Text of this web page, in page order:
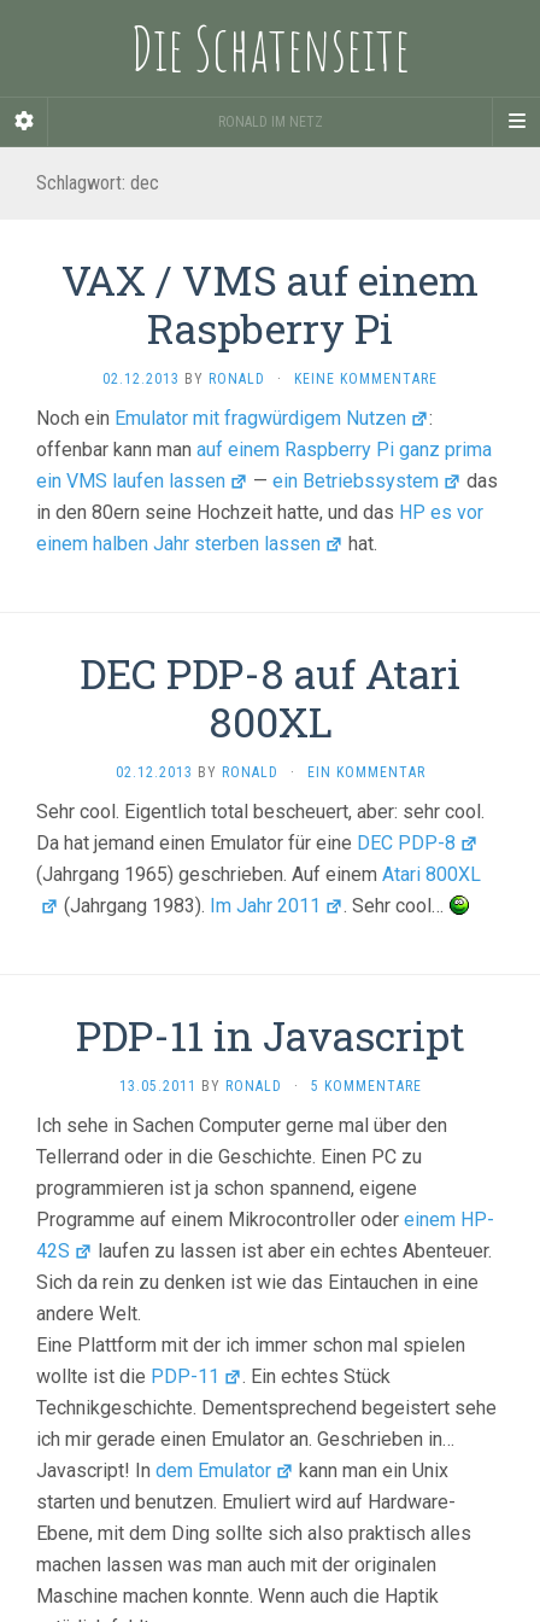
Die Schatenseite
RONALD IM NETZ
Schlagwort: dec
VAX / VMS auf einem
Raspberry Pi
02.12.2013 BY RONALD · KEINE KOMMENTARE
Noch ein Emulator mit fragwürdigem Nutzen
:
offenbar kann man auf einem Raspberry Pi ganz prima
ein VMS laufen lassen
—ein Betriebssystem
das
in den 80ern seine Hochzeit hatte, und das HP es vor
einem halben Jahr sterben lassen
hat.
DEC PDP-8 auf Atari
800XL
02.12.2013 BY RONALD · EIN KOMMENTAR
Sehr cool. Eigentlich total bescheuert, aber: sehr cool.
Da hat jemand einen Emulator für eine DEC PDP-8
(Jahrgang 1965) geschrieben. Auf einem Atari 800XL
(Jahrgang 1983). Im Jahr 2011 . Sehr cool…
PDP-11 in Javascript
13.05.2011 BY RONALD · 5 KOMMENTARE
Ich sehe in Sachen Computer gerne mal über den
Tellerrand oder in die Geschichte. Einen PC zu
programmieren ist ja schon spannend, eigene
Programme auf einem Mikrocontroller oder einem HP-
42S
laufen zu lassen ist aber ein echtes Abenteuer.
Sich da rein zu denken ist wie das Eintauchen in eine
andere Welt.
Eine Plattform mit der ich immer schon mal spielen
wollte ist die PDP-11
. Ein echtes Stück
Technikgeschichte. Dementsprechend begeistert sehe
ich mir gerade einen Emulator an. Geschrieben in…
Javascript! In dem Emulator
kann man ein Unix
starten und benutzen. Emuliert wird auf Hardware-
Ebene, mit dem Ding sollte sich also praktisch alles
machen lassen was man auch mit der originalen
Maschine machen konnte. Wenn auch die Haptik